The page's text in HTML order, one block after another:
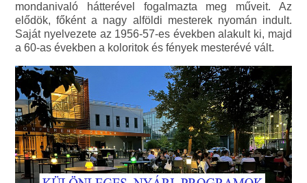
mondanivaló hátterével fogalmazta meg műveit. Az
elődök, főként a nagy alföldi mesterek nyomán indult.
Saját nyelvezete az 1956-57-es években alakult ki, majd
a 60-as években a koloritok és fények mesterévé vált.